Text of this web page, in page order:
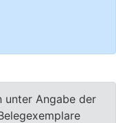
unter Angabe der